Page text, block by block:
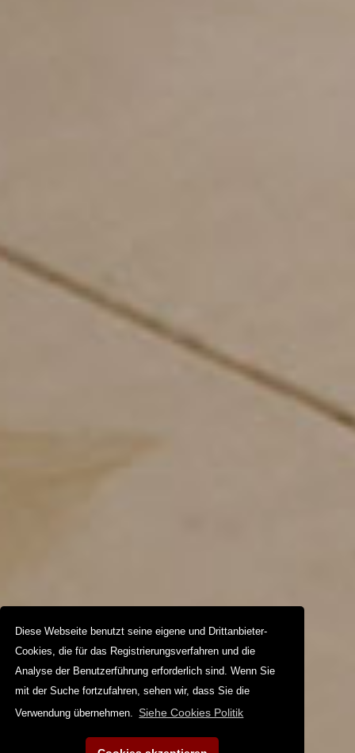
Diese Webseite benutzt seine eigene und Drittanbieter-
Cookies, die für das Registrierungsverfahren und die
Analyse der Benutzerführung erforderlich sind. Wenn Sie
mit der Suche fortzufahren, sehen wir, dass Sie die
Verwendung übernehmen. Siehe Cookies Politik